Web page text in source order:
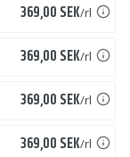
Pris
369,00 SEK/rl
Pris
369,00 SEK/rl
Pris
369,00 SEK/rl
Pris
369,00 SEK/rl